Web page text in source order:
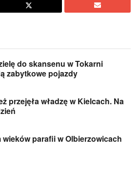
do skansenu w Tokarni
zabytkowe pojazdy
przejęła władzę w Kielcach. Na
wieków parafii w Olbierzowicach